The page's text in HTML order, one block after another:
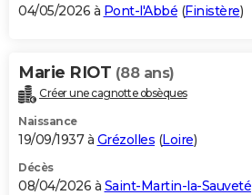
04/05/2026 à Pont-l'Abbé (Finistère)
Marie RIOT (88 ans)
Créer une cagnotte obsèques
Naissance
19/09/1937 à Grézolles (Loire)
Décès
08/04/2026 à Saint-Martin-la-Sauveté